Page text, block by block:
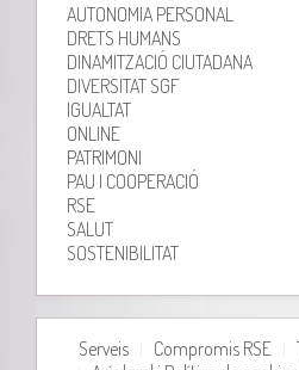
AUTONOMIA PERSONAL
DRETS HUMANS
DINAMITZACIÓ CIUTADANA
DIVERSITAT SGF
IGUALTAT
ONLINE
PATRIMONI
PAU I COOPERACIÓ
RSE
SALUT
SOSTENIBILITAT
Serveis Compromis RSE